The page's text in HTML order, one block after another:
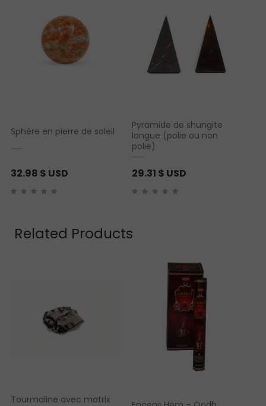
Sphère en pierre de soleil
32.98 $ USD
Pyramide de shungite
longue (polie ou non
polie)
29.31 $ USD
Related Products
Tourmaline avec matrix